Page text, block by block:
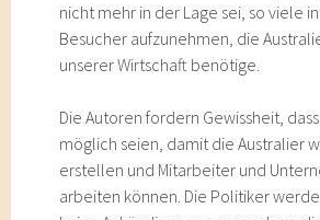
nicht mehr in der Lage sei, so viele
Besucher aufzunehmen, die
unserer Wirtschaft benötige.
Die Autoren fordern Gewissheit,
möglich seien, damit die Australier
erstellen und Mitarbeiter und
arbeiten können. Die Politiker